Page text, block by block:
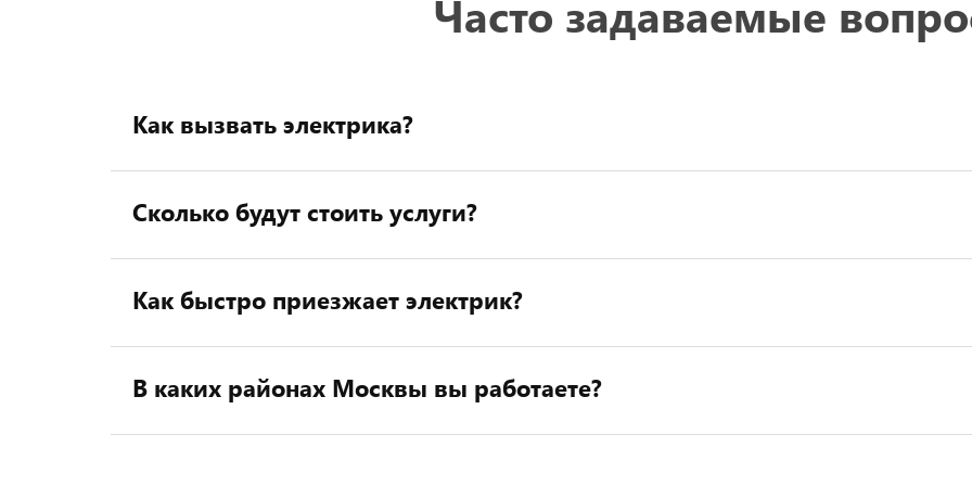
Часто задаваемые
Как вызвать электрика?
Сколько будут стоить услуги?
Как быстро приезжает электрик?
В каких районах Москвы вы работаете?